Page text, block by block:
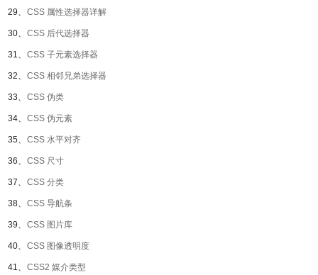
29、 CSS 属性选择器详解
30、 CSS 后代选择器
31、 CSS 子元素选择器
32、 CSS 相邻兄弟选择器
33、 CSS 伪类
34、 CSS 伪元素
35、 CSS 水平对齐
36、 CSS 尺寸
37、 CSS 分类
38、 CSS 导航条
39、 CSS 图片库
40、 CSS 图像透明度
41、 CSS2 媒介类型